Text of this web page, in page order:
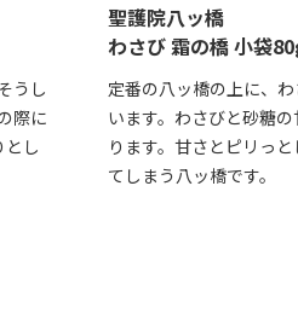
うし
際に
し
聖護院八ッ橋
わさび 霜の橋 小袋
定番の八ッ橋の上に、
います。わさびと砂糖
ります。甘さとピリっ
てしまう八ッ橋です。